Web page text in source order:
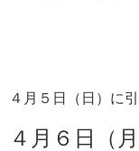
４月５日（日）に引
４月６日（